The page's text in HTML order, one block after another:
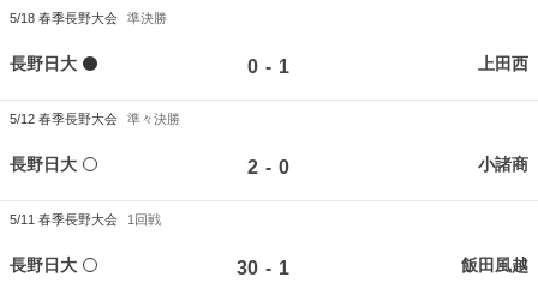
5/18 春季長野大会 準決勝
長野日大 0 - 1 上田西
5/12 春季長野大会 準々決勝
長野日大 2 - 0 小諸商
5/11 春季長野大会 1回戦
長野日大 30 - 1 飯田風越